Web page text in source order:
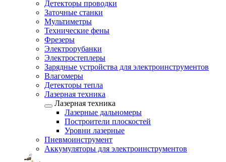
Детекторы проводки
Заточные станки
Мультиметры
Технические фены
Фрезеры
Электрорубанки
Электростеплеры
Зарядные устройства для электроинструментов
Влагомеры
Детекторы тепла
Лазерная техника
Лазерная техника
Лазерные дальномеры
Построители плоскостей
Уровни лазерные
Пневмоинструмент
Аккумуляторы для электроинструментов